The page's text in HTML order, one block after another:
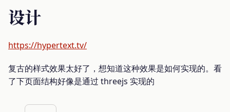
设计
https://hypertext.tv/
复古的样式效果太好了，想知道这种效果是如何实现的。看
了下页面结构好像是通过 threejs 实现的